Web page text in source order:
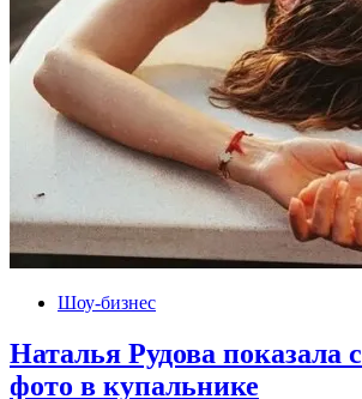
Шоу-бизнес
Наталья Рудова показала
фото в купальнике